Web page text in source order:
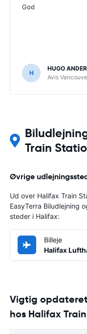
God
H
HUGO
Avis
Train
Øvrige
Ud over Halifax Train
EasyTerra Biludlejning
steder i Halifax:
Billeje
Halifax
Vigtig
hos Halifax